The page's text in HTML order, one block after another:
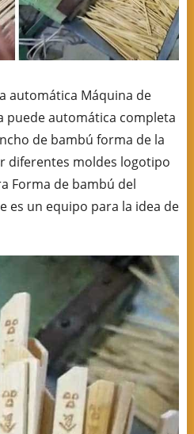
automática Máquina de
puede automática completa
de bambú forma de la
diferentes moldes logotipo
Forma de bambú del
es un equipo para la idea de